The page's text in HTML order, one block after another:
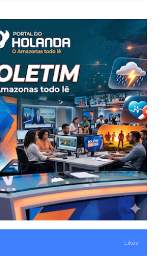
Likes